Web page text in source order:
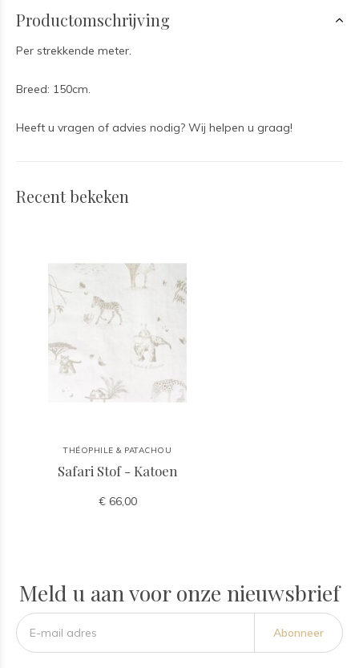
Productomschrijving
Per strekkende meter.
Breed: 150cm.
Heeft u vragen of advies nodig? Wij helpen u graag!
Recent bekeken
THÉOPHILE & PATACHOU
Safari Stof - Katoen
€ 66,00
Meld u aan voor onze nieuwsbrief
Abonneer